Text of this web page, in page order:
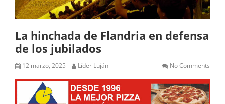
La hinchada de Flandria en defensa
de los jubilados
12 marzo, 2025 Líder Luján No Comments